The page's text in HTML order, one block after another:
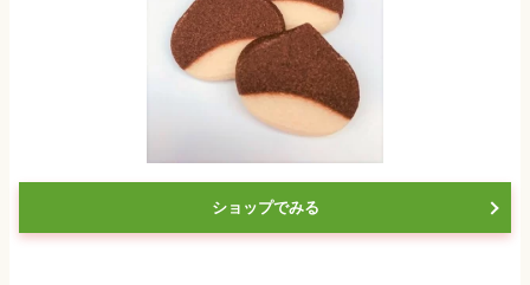
ショップでみる